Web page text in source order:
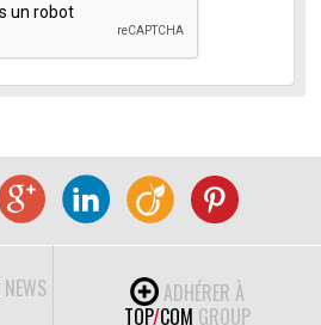
NEWS
ADHÉRER À
TOP/COM GROUP